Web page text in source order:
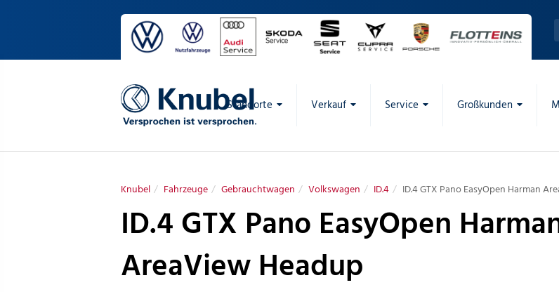
Standorte Verkauf Service Großkunden
Knubel Fahrzeuge Gebrauchtwagen Volkswagen ID.4 ID.4 GTX Pano EasyOpen Harman
ID.4 GTX Pano EasyOpen
AreaView Headup